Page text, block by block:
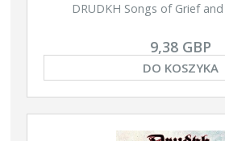
DRUDKH Songs of Grief
9,38 GBP
DO KOSZYKA